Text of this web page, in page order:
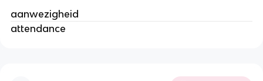
aanwezigheid
attendance